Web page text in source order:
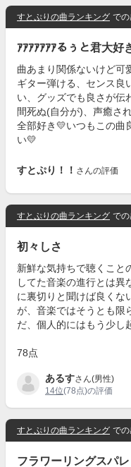
すとぷりの曲ランキング で
ｱｱｱｱｱｱｱるぅと君大好
曲あまり関係ないけど可
ギター弾ける、センス良
い、グッズでも良さが伝
間死ぬ(自分が)、声癒さ
全部好き💛いつもこの曲
い💛
すとぷり！！ さんの評価
すとぷりの曲ランキング で
初々しさ
新鮮な気持ちで聴くこと
してた音楽の進行とは異
に裏切りと聞けば良くな
が、音楽ではそうとも限
だ、個人的にはもう少し
78点
あるすさん(男性)
14位(78点)の評価
すとぷりの曲ランキング で
フラワーリングスパ